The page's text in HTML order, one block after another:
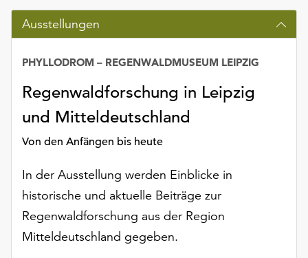
die
verwendeten
Cookies
erreichen
Sie
die
Einstellungen
die
„Auswählen“.
Informationen
finden
Ausstellungen
Regenwaldforschung in Leipzig
und Mitteldeutschland
Von den Anfängen bis heute
PHYLLODROM – REGENWALDMUSEUM LEIPZIG
In der Ausstellung werden Einblicke in
historische und aktuelle Beiträge zur
Regenwaldforschung aus der Region
Mitteldeutschland gegeben.